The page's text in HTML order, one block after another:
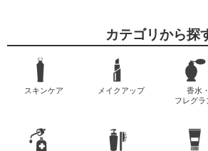
カテゴリから探
スキンケア メイクアップ
香水・
フレグラ